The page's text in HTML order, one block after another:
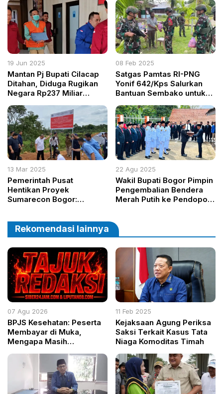
Sidang Nadiem
19 Jun 2025
Mantan Pj Bupati Cilacap
Ditahan, Diduga Rugikan
Negara Rp237 Miliar
BUMD
08 Feb 2025
Satgas Pamtas RI-PNG
Yonif 642/Kps Salurkan
Bantuan Sembako untuk
13 Mar 2025
Pemerintah Pusat
Hentikan Proyek
Sumarecon Bogor:
Penjarakan Pihak yang
Terlibat
22 Agu 2025
Wakil Bupati Bogor Pimpin
Pengembalian Bendera
Merah Putih ke Pendopo
Rekomendasi lainnya
07 Agu 2026
BPJS Kesehatan: Peserta
Membayar di Muka,
Mengapa Masih
11 Feb 2025
Kejaksaan Agung Periksa
Saksi Terkait Kasus Tata
Niaga Komoditas Timah